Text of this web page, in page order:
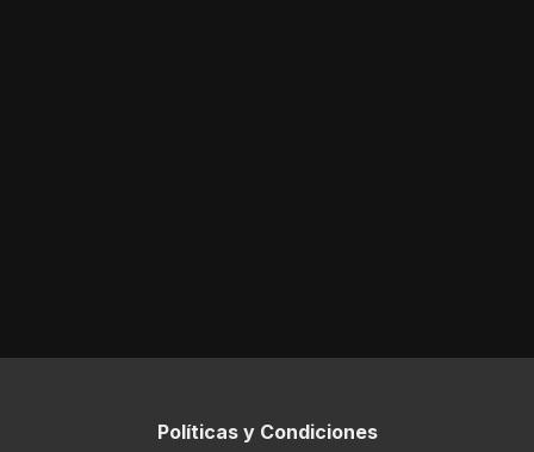
Políticas y Condiciones